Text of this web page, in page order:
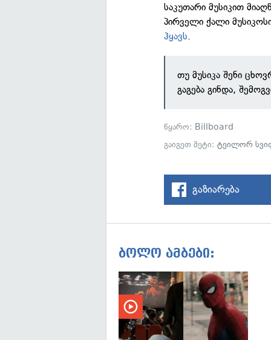
საკუთარი მუსიკით
პირველი ქალი
ჰყავს
თუ მუსიკა შენი
გაგება გინდა,
წყარო: Billboard
გაიგეთ მეტი:ტეილორ
გაზიარება
ბოლო ამბები: